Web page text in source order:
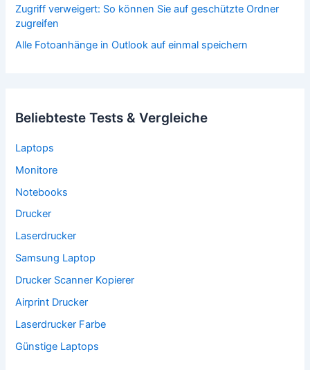
Zugriff verweigert: So können Sie auf geschützte Ordner
zugreifen
Alle Fotoanhänge in Outlook auf einmal speichern
Beliebteste Tests & Vergleiche
Laptops
Monitore
Notebooks
Drucker
Laserdrucker
Samsung Laptop
Drucker Scanner Kopierer
Airprint Drucker
Laserdrucker Farbe
Günstige Laptops